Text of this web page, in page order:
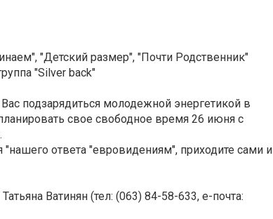
"Детский размер", "Почти Родственник"
"Silver back"
подзарядиться молодежной энергетикой в
свое свободное время 26 июня с
"нашего ответа "евровидениям", приходите сами и
Ватинян (тел: (063) 84-58-633, e-почта: